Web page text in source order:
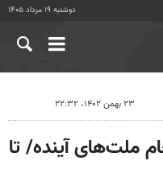
دوشنبه ۱۹ مرداد ۱۴۰۵
۲۳ بهمن ۱۴۰۲، ۲۲:۳۲
ملت‌های آینده/ تا